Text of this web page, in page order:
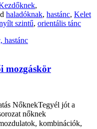
,
haladóknak, hastánc, Kelet
szintű, orientális tánc
mozgáskör
NőknekTegyél jót a
nőknek
kombinációk,